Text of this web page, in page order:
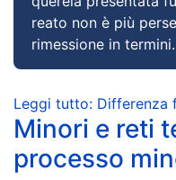
reato non è più
rimessione in termini.
Leggi tutto: Differenza
Minori e reti
processo